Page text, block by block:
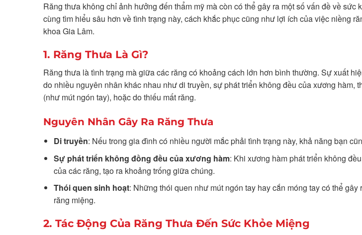
Răng thưa không chỉ ảnh hưởng đến thẩm mỹ mà còn có thể gây ra một số vấn đề về sức
cùng tìm hiểu sâu hơn về tình trạng này, cách khắc phục cũng như lợi ích của việc niềng
khoa Gia Lâm.
1. Răng Thưa Là Gì?
Răng thưa là tình trạng mà giữa các răng có khoảng cách lớn hơn bình thường. Sự xuất
do nhiều nguyên nhân khác nhau như di truyền, sự phát triển không đều của xương hàm,
(như mút ngón tay), hoặc do thiếu mất răng.
Nguyên Nhân Gây Ra Răng Thưa
Di truyền: Nếu trong gia đình có nhiều người mắc phải tình trạng này, khả năng bạn
Sự phát triển không đồng đều của xương hàm: Khi xương hàm phát triển không
của các răng, tạo ra khoảng trống giữa chúng.
Thói quen sinh hoạt: Những thói quen như mút ngón tay hay cắn móng tay có thể
răng miệng.
2. Tác Động Của Răng Thưa Đến Sức Khỏe Miệng